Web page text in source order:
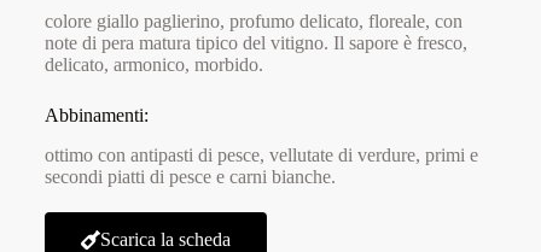
colore giallo paglierino, profumo delicato, floreale, con
note di pera matura tipico del vitigno. Il sapore è fresco,
delicato, armonico, morbido.
Abbinamenti:
ottimo con antipasti di pesce, vellutate di verdure, primi e
secondi piatti di pesce e carni bianche.
Scarica la scheda